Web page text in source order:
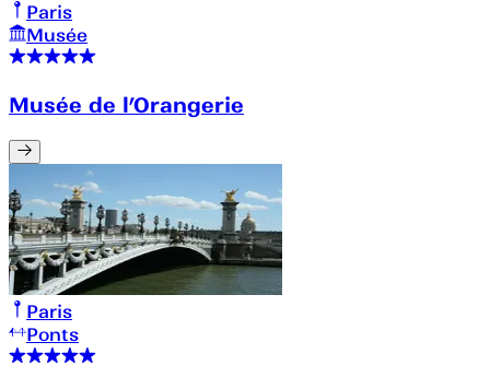
Paris
Musée
Musée de l’Orangerie
Paris
Ponts